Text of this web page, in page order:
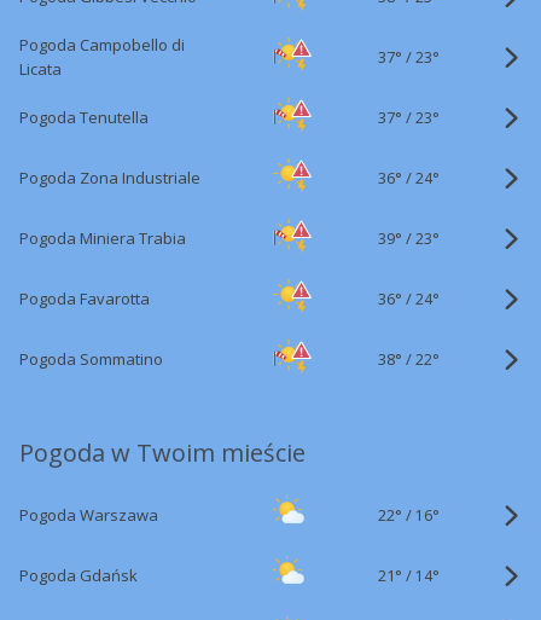
Pogoda Campobello di
Licata
37° /23°
Pogoda Tenutella 37° /23°
Pogoda Zona Industriale 36° /24°
Pogoda Miniera Trabia 39° /23°
Pogoda Favarotta 36° /24°
Pogoda Sommatino 38° /22°
Pogoda w Twoim mieście
Pogoda Warszawa 22° / 16°
Pogoda Gdańsk 21° / 14°